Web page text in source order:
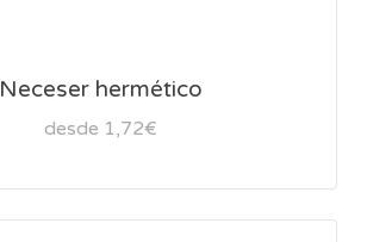
Neceser hermético
desde 1,72€